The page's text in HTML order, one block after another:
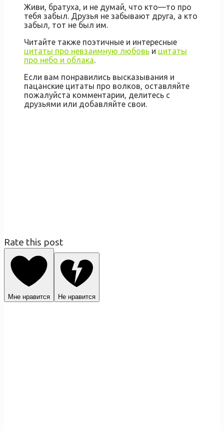
Живи, братуха, и не думай, что кто—то про
тебя забыл. Друзья не забывают друга, а кто
забыл, тот не был им.
Читайте также поэтичные и интересные
цитаты про невзаимную любовь и цитаты
про небо и облака.
Если вам понравились высказывания и
пацанские цитаты про волков, оставляйте
пожалуйста комментарии, делитесь с
друзьями или добавляйте свои.
Rate this post
Мне нравится Не нравится